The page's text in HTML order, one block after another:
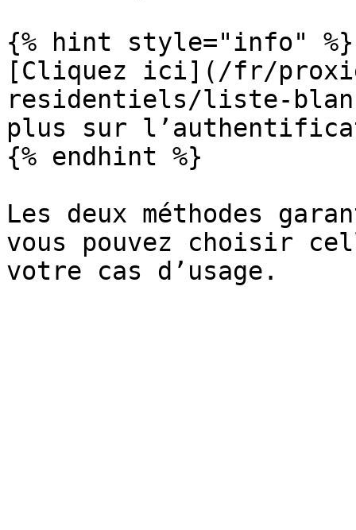
{% hint style="info" %}
[Cliquez ici](/fr/
residentiels/liste-
plus sur
{% endhint %}
Les deux méthodes
vous pouvez choisir